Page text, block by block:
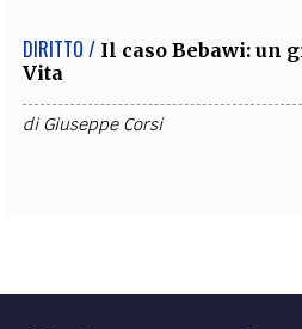
DIRITTO / Il caso Bebawi: un
Vita
diGiuseppe Corsi